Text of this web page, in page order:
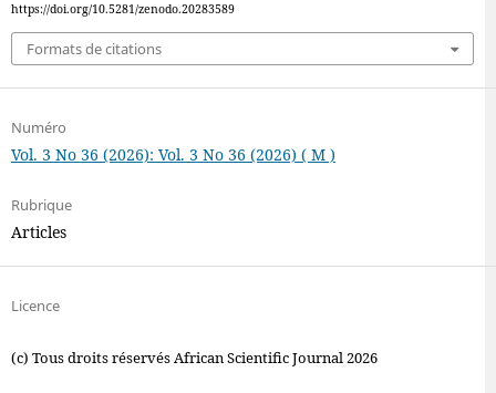
https://doi.org/10.5281/zenodo.20283589
Formats de citations
Numéro
Vol. 3 No 36 (2026): Vol. 3 No 36 (2026) ( M )
Rubrique
Articles
Licence
(c) Tous droits réservés African Scientific Journal 2026